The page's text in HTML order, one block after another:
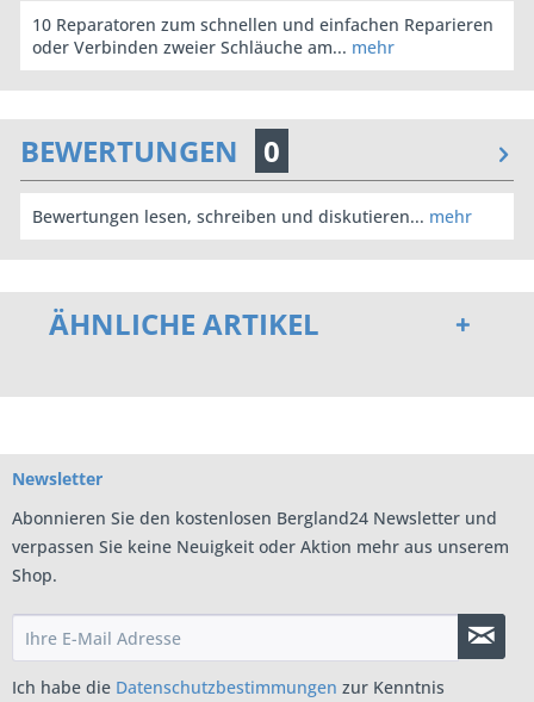
10 Reparatoren zum schnellen und einfachen Reparieren
oder Verbinden zweier Schläuche am... mehr
BEWERTUNGEN 0
Bewertungen lesen, schreiben und diskutieren... mehr
ÄHNLICHE ARTIKEL
Newsletter
Abonnieren Sie den kostenlosen Bergland24 Newsletter und
verpassen Sie keine Neuigkeit oder Aktion mehr aus unserem
Shop.
Ich habe die Datenschutzbestimmungen zur Kenntnis